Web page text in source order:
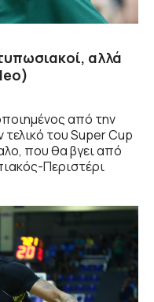
αλλά
από την
του Super Cup
που θα βγει από
Περιστέρι